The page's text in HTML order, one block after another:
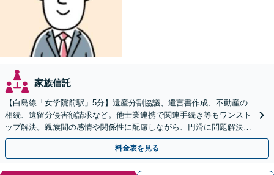
家族信託
【白島線「女学院前駅」5分】遺産分割協議、遺言書作成、不動産の
相続、遺留分侵害額請求など。他士業連携で関連手続き等もワンスト
ップ解決。親族間の感情や関係性に配慮しながら、円滑に問題解決へ
【初回相談無料】
料金表を見る